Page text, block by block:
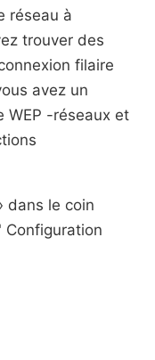
réseau à
trouver des
filaire
avez un
WEP -réseaux et
dans le coin
Configuration